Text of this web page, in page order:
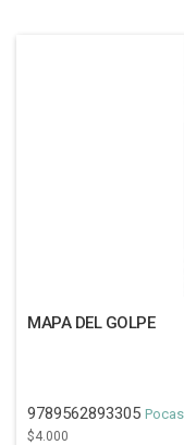
MAPA DEL GOLPE
9789562893305
$4.000